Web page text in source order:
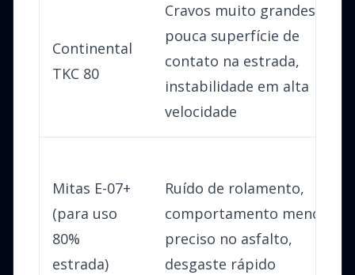
Continental
TKC 80
Cravos muito grandes,
pouca superfície de
contato na estrada,
instabilidade em alta
velocidade
Mitas E-07+
(para uso
80%
estrada)
Ruído de rolamento,
comportamento menos
preciso no asfalto,
desgaste rápido